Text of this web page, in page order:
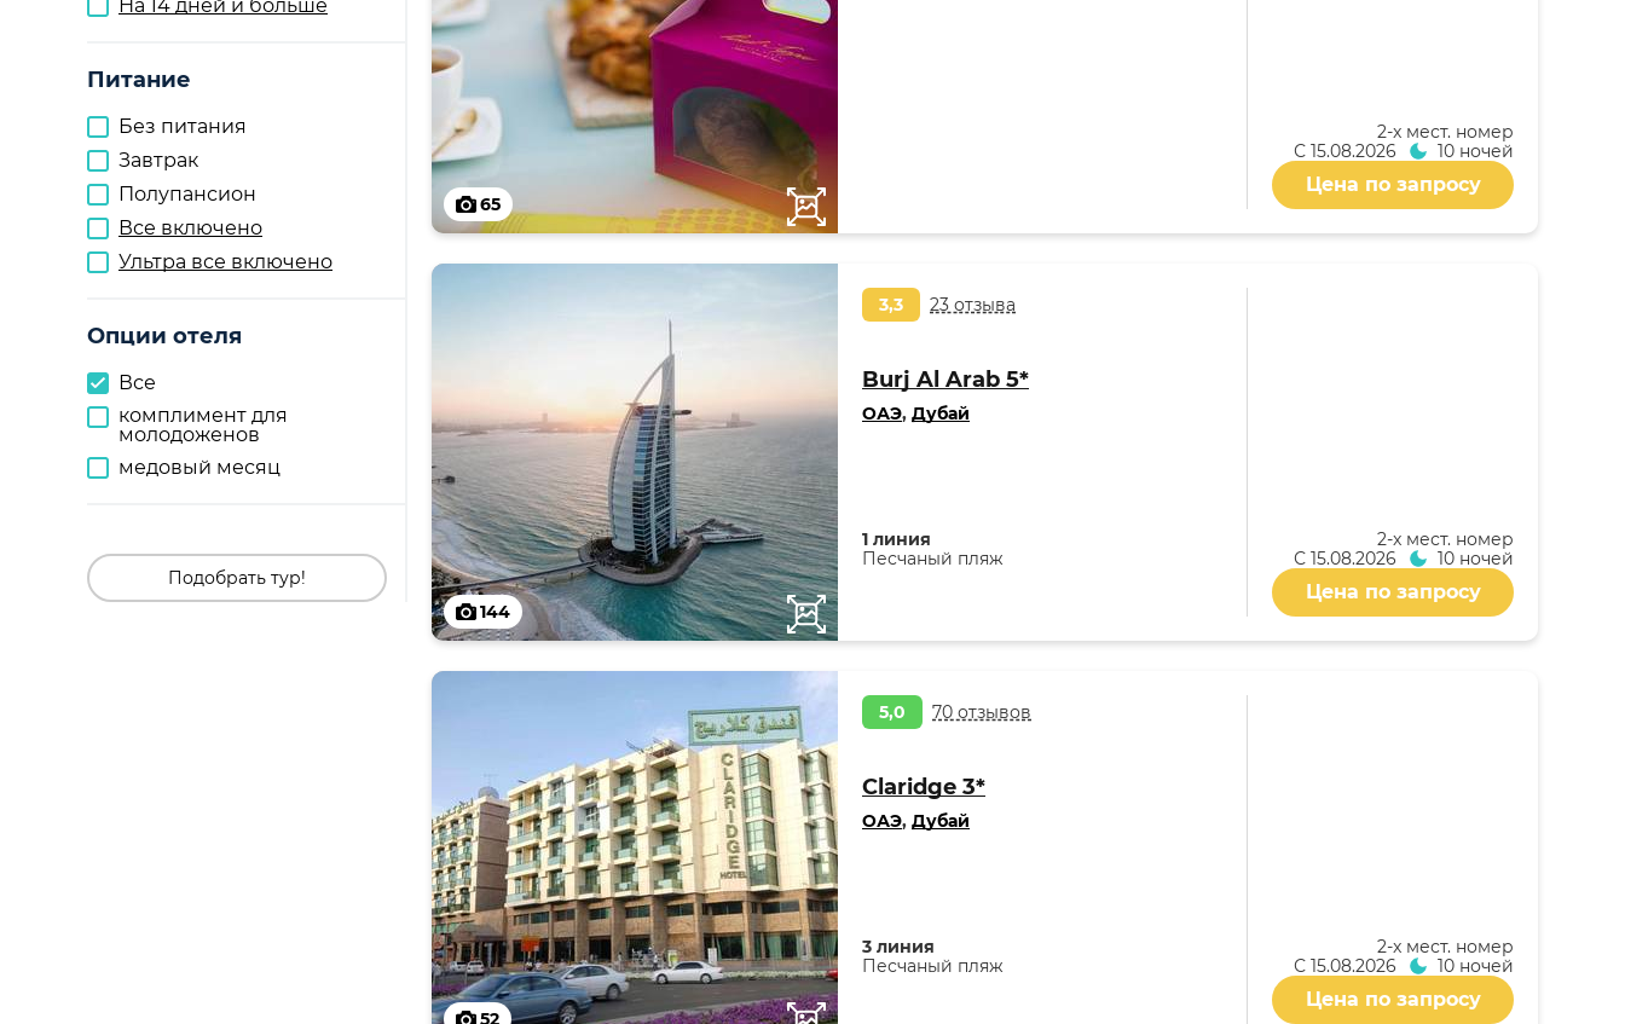
На 14 дней и больше
Питание
Без питания
Завтрак
Полупансион
Все включено
Ультра все включено
Опции отеля
Все
комплимент для
молодоженов
медовый месяц
Подобрать тур!
65
2-x мест. номер
С 15.08.2026 10 ночей
Цена по запросу
144
3,3 23 отзыва
Burj Al Arab 5*
ОАЭ, Дубай
1 линия
Песчаный пляж
2-x мест. номер
С 15.08.2026 10 ночей
Цена по запросу
52
5,0 70 отзывов
Claridge 3*
ОАЭ, Дубай
3 линия
Песчаный пляж
2-x мест. номер
С 15.08.2026 10 ночей
Цена по запросу